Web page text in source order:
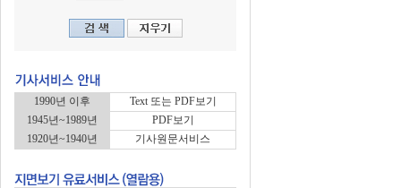
1990년 이후
Text 또는 PDF보기
1945년~1989년
PDF보기
1920년~1940년
기사원문서비스